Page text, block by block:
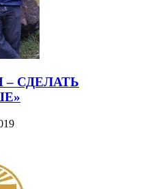
СДЕЛАТЬ